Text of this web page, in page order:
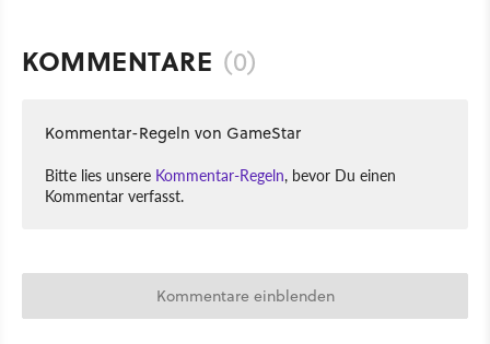
KOMMENTARE (0)
Kommentar-Regeln von GameStar
Bitte lies unsere Kommentar-Regeln, bevor Du einen
Kommentar verfasst.
Kommentare einblenden